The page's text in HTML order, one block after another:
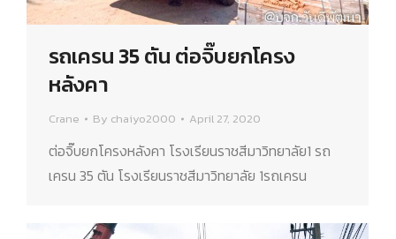
รถเครน 35 ตัน ต่อจิ๊บยกโครง
หลังคา​
Crane By chaiyo2000 April 27, 2020
ต่อจิ๊บยกโครงหลังคา​ โรงเรียนราชสีมาวิทยาลัย1 รถ
เครน 35 ตัน โรงเรียนราชสีมาวิทยาลัย 1รถเครน